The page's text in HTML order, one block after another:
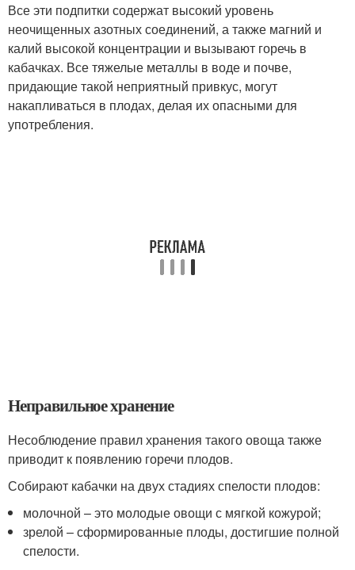
Все эти подпитки содержат высокий уровень
неочищенных азотных соединений, а также магний и
калий высокой концентрации и вызывают горечь в
кабачках. Все тяжелые металлы в воде и почве,
придающие такой неприятный привкус, могут
накапливаться в плодах, делая их опасными для
употребления.
Неправильное хранение
Несоблюдение правил хранения такого овоща также
приводит к появлению горечи плодов.
Собирают кабачки на двух стадиях спелости плодов:
молочной – это молодые овощи с мягкой кожурой;
зрелой – сформированные плоды, достигшие полной
спелости.